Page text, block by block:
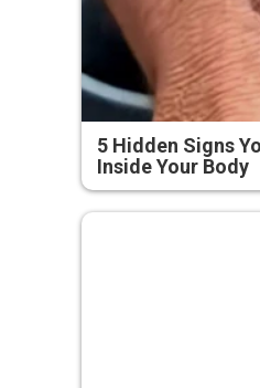
5 Hidden Signs
Inside Your Body